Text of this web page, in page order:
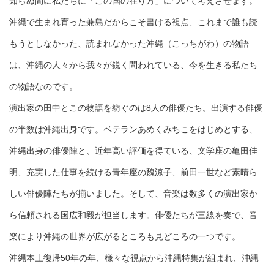
沖縄で生まれ育った兼島だからこそ書ける視点、これまで誰も読
もうとしなかった、読まれなかった沖縄（こっちがわ）の物語
は、沖縄の人々から我々が鋭く問われている、今を生きる私たち
の物語なのです。
演出家の田中とこの物語を紡ぐのは8人の俳優たち。出演する俳優
の半数は沖縄出身です。ベテランあめくみちこをはじめとする、
沖縄出身の俳優陣と、近年高い評価を得ている、文学座の亀田佳
明、充実した仕事を続ける青年座の魏涼子、前田一世など素晴ら
しい俳優陣たちが揃いました。そして、音楽は数多くの演出家か
ら信頼される国広和毅が担当します。俳優たちが三線を奏で、音
楽により沖縄の世界が広がるところも見どころの一つです。
沖縄本土復帰50年の年、様々な視点から沖縄特集が組まれ、沖縄